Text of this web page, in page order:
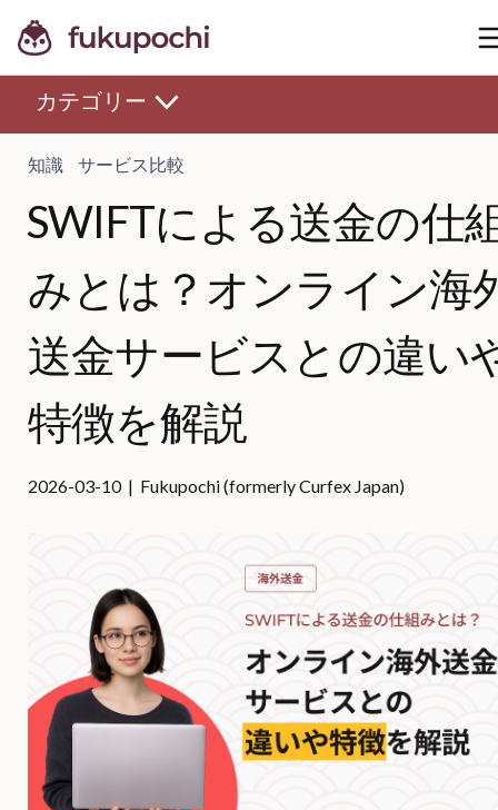
SWIFTによる送金の仕
みとは？オンライン海
送金サービスとの違い
特徴を解説
知識 サービス比較
2026-03-10 | Fukupochi (formerly Curfex Japan)